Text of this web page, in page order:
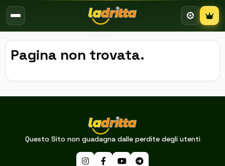
Pagina non trovata.
Questo Sito non guadagna dalle perdite degli utenti